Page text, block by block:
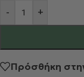
- +
Alternative:
Πρόσθήκη